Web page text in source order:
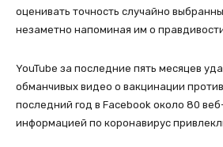
оценивать точность случайно
незаметно напоминая им о
YouTube за последние пять месяцев
обманчивых видео о вакцинации против
последний год в Facebook около 80
информацией по коронавирус